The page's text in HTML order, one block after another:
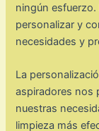
ningún esfuerzo.
personalizar y
necesidades y
La
aspiradores nos
nuestras
limpieza más